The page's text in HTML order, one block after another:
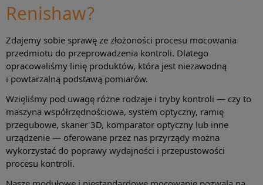
Renishaw?
Zdajemy sobie sprawę ze złożoności procesu mocowania
przedmiotu do przeprowadzenia kontroli. Dlatego
opracowaliśmy linię produktów, która jest niezawodną
i powtarzalną podstawą pomiarów.
Wzięliśmy pod uwagę różne rodzaje i tryby kontroli — czy to
maszyna współrzędnościowa, system optyczny, ramię
przegubowe, skaner 3D, komparator optyczny lub inne
urządzenie — oferowane przez nas przyrządy można
wykorzystać do poprawy wydajności i przepustowości
procesu kontroli.